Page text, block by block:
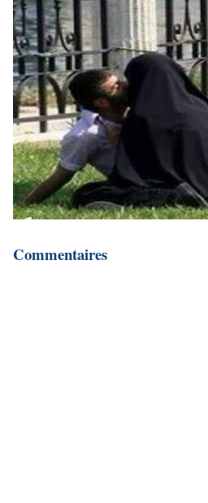
Commentaires